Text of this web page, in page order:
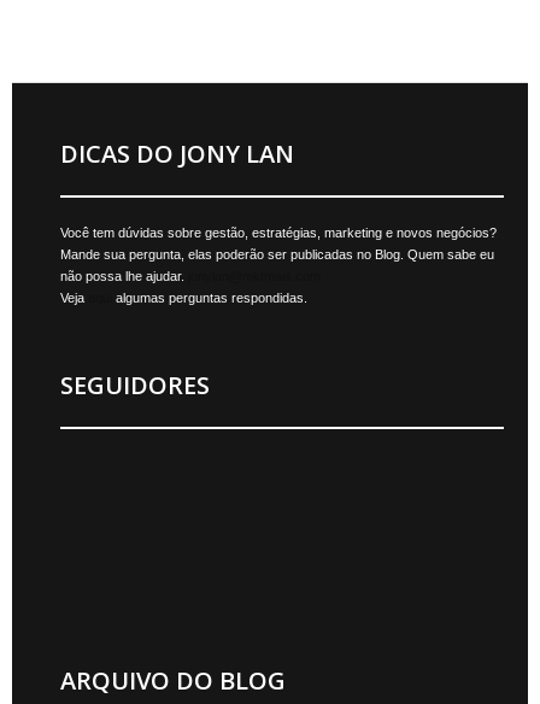
DICAS DO JONY LAN
Você tem dúvidas sobre gestão, estratégias, marketing e novos negócios?
Mande sua pergunta, elas poderão ser publicadas no Blog. Quem sabe eu
não possa lhe ajudar.
Veja
algumas perguntas respondidas.
SEGUIDORES
ARQUIVO DO BLOG